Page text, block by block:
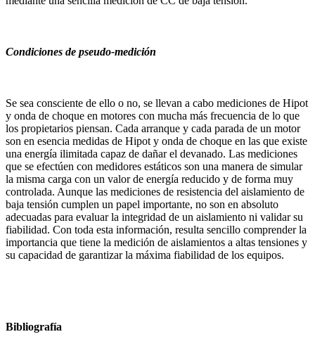
Condiciones de pseudo-medición
Se sea consciente de ello o no, se llevan a cabo mediciones de Hipot
y onda de choque en motores con mucha más frecuencia de lo que
los propietarios piensan. Cada arranque y cada parada de un motor
son en esencia medidas de Hipot y onda de choque en las que existe
una energía ilimitada capaz de dañar el devanado. Las mediciones
que se efectúen con medidores estáticos son una manera de simular
la misma carga con un valor de energía reducido y de forma muy
controlada. Aunque las mediciones de resistencia del aislamiento de
baja tensión cumplen un papel importante, no son en absoluto
adecuadas para evaluar la integridad de un aislamiento ni validar su
fiabilidad. Con toda esta información, resulta sencillo comprender la
importancia que tiene la medición de aislamientos a altas tensiones y
su capacidad de garantizar la máxima fiabilidad de los equipos.
Bibliografía